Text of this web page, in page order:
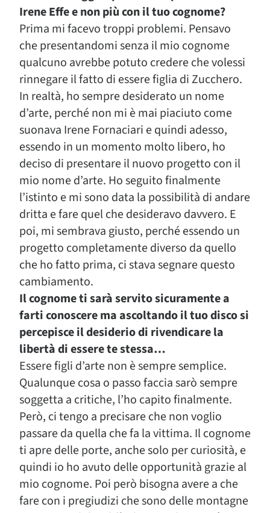
Irene Effe e non più con il tuo cognome?
Prima mi facevo troppi problemi. Pensavo
che presentandomi senza il mio cognome
qualcuno avrebbe potuto credere che volessi
rinnegare il fatto di essere figlia di Zucchero.
In realtà, ho sempre desiderato un nome
d’arte, perché non mi è mai piaciuto come
suonava Irene Fornaciari e quindi adesso,
essendo in un momento molto libero, ho
deciso di presentare il nuovo progetto con il
mio nome d’arte. Ho seguito finalmente
l’istinto e mi sono data la possibilità di andare
dritta e fare quel che desideravo davvero. E
poi, mi sembrava giusto, perché essendo un
progetto completamente diverso da quello
che ho fatto prima, ci stava segnare questo
cambiamento.
Il cognome ti sarà servito sicuramente a
farti conoscere ma ascoltando il tuo disco si
percepisce il desiderio di rivendicare la
libertà di essere te stessa…
Essere figli d’arte non è sempre semplice.
Qualunque cosa o passo faccia sarò sempre
soggetta a critiche, l’ho capito finalmente.
Però, ci tengo a precisare che non voglio
passare da quella che fa la vittima. Il cognome
ti apre delle porte, anche solo per curiosità, e
quindi io ho avuto delle opportunità grazie al
mio cognome. Poi però bisogna avere a che
fare con i pregiudizi che sono delle montagne